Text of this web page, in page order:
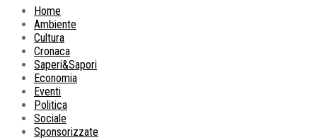
Home
Ambiente
Cultura
Cronaca
Saperi&Sapori
Economia
Eventi
Politica
Sociale
Sponsorizzate